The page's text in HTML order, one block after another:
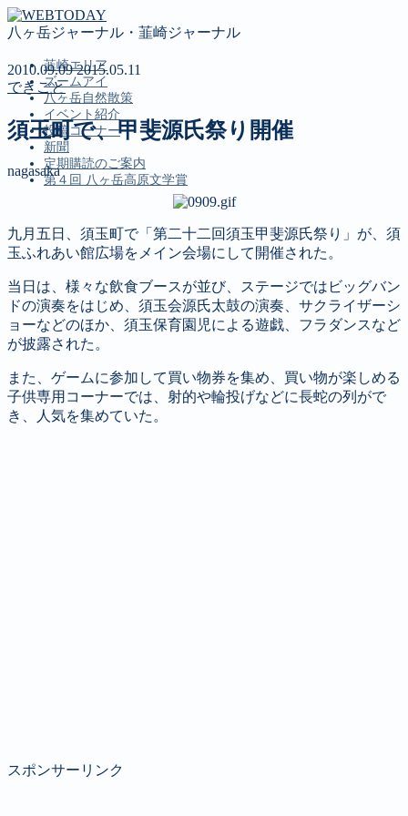
八ヶ岳ジャーナル・韮崎ジャーナル
韮崎エリア
ズームアイ
八ヶ岳自然散策
イベント紹介
投稿コーナー
新聞
定期購読のご案内
第４回 八ヶ岳高原文学賞
MENU
ズームアイ
八ヶ岳自然散策
イベント紹介
投稿コーナー
定期購読のご案内
第４回 八ヶ岳高原文学賞
2010.09.092015.05.11
できごと
須玉町で、甲斐源氏祭り開催
nagasaka
九月五日、須玉町で「第二十二回須玉甲斐源氏祭り」が、須
玉ふれあい館広場をメイン会場にして開催された。
当日は、様々な飲食ブースが並び、ステージではビッグバン
ドの演奏をはじめ、須玉会源氏太鼓の演奏、サクライザーシ
ョーなどのほか、須玉保育園児による遊戯、フラダンスなど
が披露された。
また、ゲームに参加して買い物券を集め、買い物が楽しめる
子供専用コーナーでは、射的や輪投げなどに長蛇の列がで
き、人気を集めていた。
スポンサーリンク